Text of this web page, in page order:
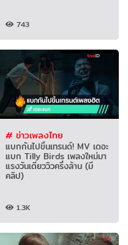
743
# ข่าวเพลงไทย
แบกกันไปขึ้นเทรนด์! MV เดอะ
แบก Tilly Birds เพลงใหม่มา
แรงวันเดียววิวครึ่งล้าน (มี
คลิป)
1.3K